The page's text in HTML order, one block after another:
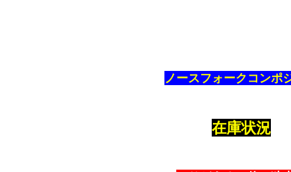
ノースフォークコンポ
在庫状況